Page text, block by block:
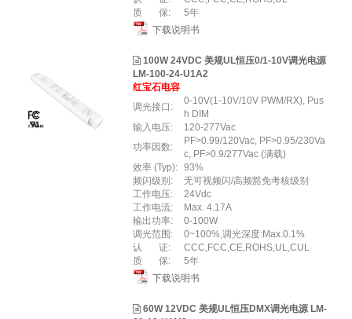
质 保:
5年
下载说明书
100W 24VDC 美规UL恒压0/1-10V调光电源
LM-100-24-U1A2
红宝石电容
调光接口:
0-10V(1-10V/10V PWM/RX), Pus
h DIM
输入电压:
120-277Vac
功率因数:
PF>0.99/120Vac, PF>0.95/230Va
c, PF>0.9/277Vac (满载)
效率 (Typ): 93%
频闪级别:
无可视频闪/高频豁免考核级别
工作电压:
24Vdc
工作电流:
Max. 4.17A
输出功率:
0-100W
调光范围:
0~100%,调光深度:Max.0.1%
认 证:
CCC,FCC,CE,ROHS,UL,CUL
质 保:
5年
下载说明书
60W 12VDC 美规UL恒压DMX调光电源 LM-